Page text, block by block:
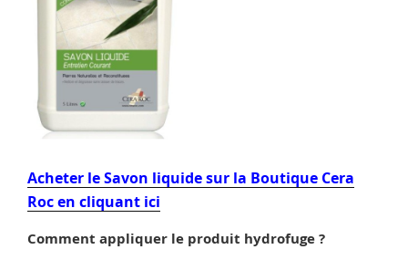
Acheter le Savon liquide sur la Boutique Cera
Roc en cliquant ici
Comment appliquer le produit hydrofuge ?